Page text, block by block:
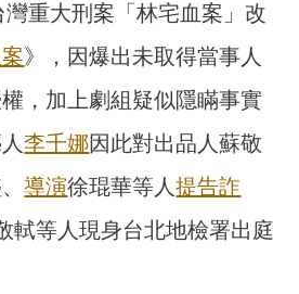
重大刑案「林宅血案」改
》，因爆出未取得當事人
，加上劇組疑似隱瞞事實
李千娜因此對出品人蘇敬
導演徐琨華等人提告詐
軾等人現身台北地檢署出庭